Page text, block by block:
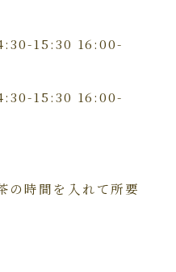
15:30 16:00-
15:30 16:00-
の時間を入れて所要